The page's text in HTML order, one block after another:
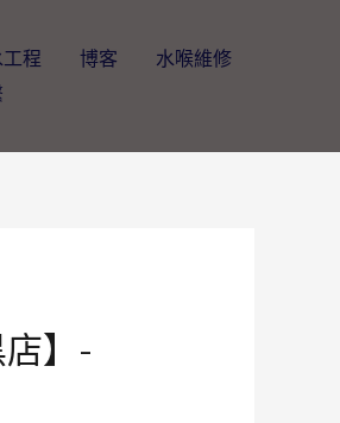
程 博客
水喉維修
】-